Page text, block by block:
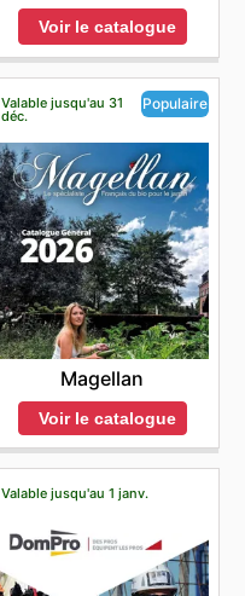
Voir le catalogue
Valable jusqu'au 31
déc.
Populaire
Magellan
Voir le catalogue
Valable jusqu'au 1 janv.